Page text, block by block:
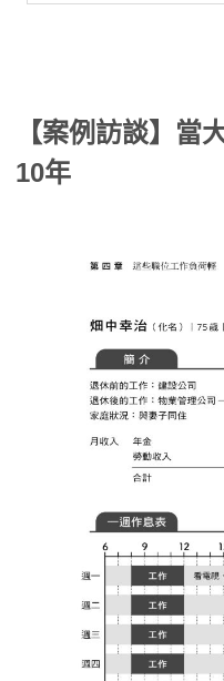
【案例訪談】當
10年